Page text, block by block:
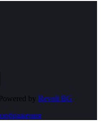
by Revolt BG